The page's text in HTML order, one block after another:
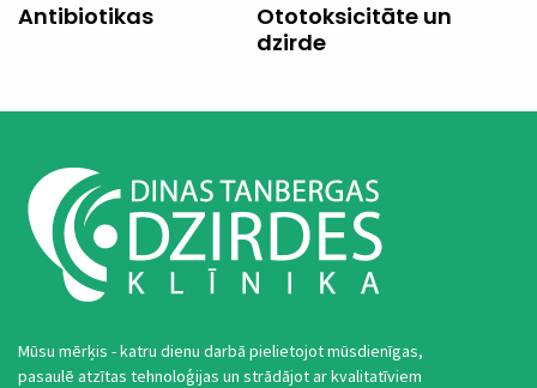
Antibiotikas
Ototoksicitāte un
dzirde
Mūsu mērķis - katru dienu darbā pielietojot mūsdienīgas,
pasaulē atzītas tehnoloģijas un strādājot ar kvalitatīviem